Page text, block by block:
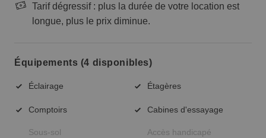
Tarif dégressif : plus la durée de votre location est
longue, plus le prix diminue.
Équipements (4 disponibles)
Éclairage Étagères
Comptoirs Cabines d'essayage
Sous-sol Accès handicapé